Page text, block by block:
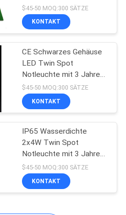
Stunden
Notstromversorgung und
Wandmontage
$45-50 MOQ:300 SÄTZE
KONTAKT
CE Schwarzes Gehäuse
LED Twin Spot
Notleuchte mit 3 Jahren
Garantie, 3,6V/1,6Ah
Batterie und 3 Stunden
Laufzeit
$45-50 MOQ:300 SÄTZE
KONTAKT
IP65 Wasserdichte
2x4W Twin Spot
Notleuchte mit 3 Jahren
Garantie und Twin Head
LED Notlampe
$45-50 MOQ:300 SÄTZE
KONTAKT